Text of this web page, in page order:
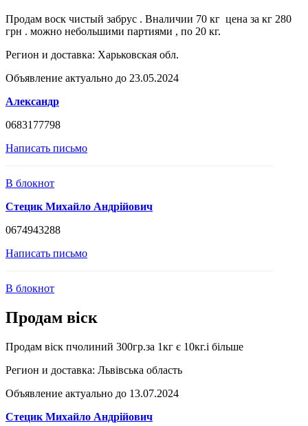
Продам воск чистый забрус . Вналичии 70 кг цена за кг 280
грн . можно небольшими партиями , по 20 кг.
Регион и доставка: Харьковская обл.
Объявление актуально до 23.05.2024
Александр
0683177798
Написать письмо
В блокнот
Стецик Михайло Андрійович
0674943288
Написать письмо
В блокнот
Продам віск
Продам віск пчолиний 300гр.за 1кг є 10кг.і більше
Регион и доставка: Львівська область
Объявление актуально до 13.07.2024
Стецик Михайло Андрійович